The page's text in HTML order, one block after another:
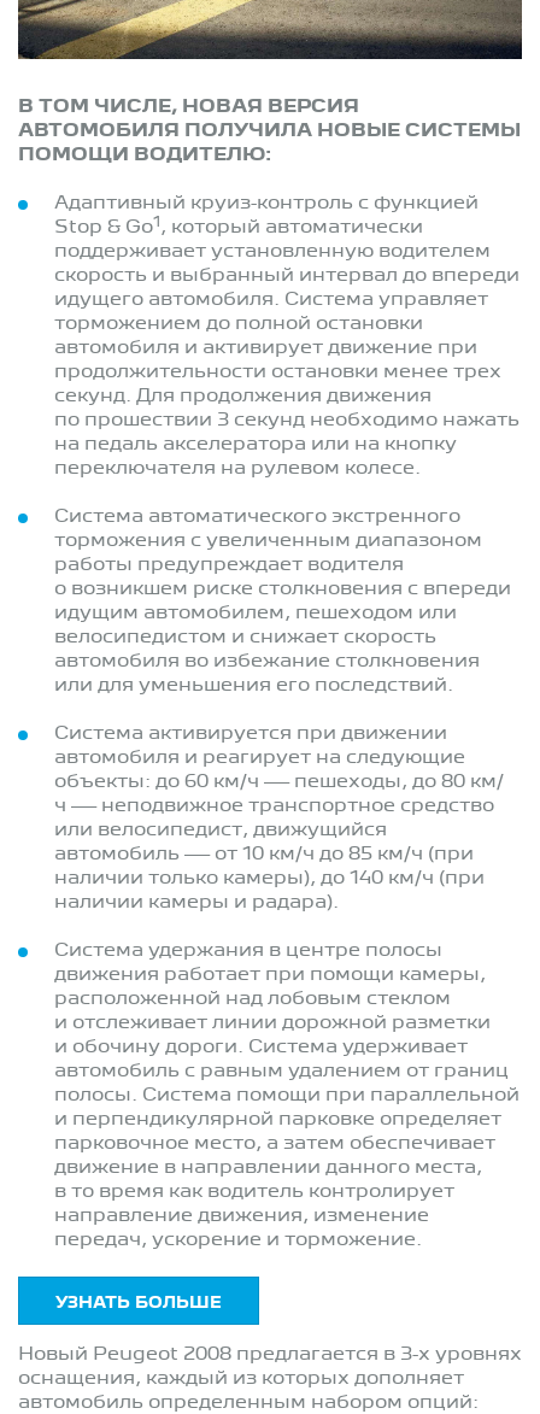
В ТОМ ЧИСЛЕ, НОВАЯ ВЕРСИЯ
АВТОМОБИЛЯ ПОЛУЧИЛА НОВЫЕ СИСТЕМЫ
ПОМОЩИ ВОДИТЕЛЮ:
Адаптивный круиз-контроль с функцией
Stop & Go1 , который автоматически
поддерживает установленную водителем
скорость и выбранный интервал до впереди
идущего автомобиля. Система управляет
торможением до полной остановки
автомобиля и активирует движение при
продолжительности остановки менее трех
секунд. Для продолжения движения
по прошествии 3 секунд необходимо нажать
на педаль акселератора или на кнопку
переключателя на рулевом колесе.
Система автоматического экстренного
торможения с увеличенным диапазоном
работы предупреждает водителя
о возникшем риске столкновения с впереди
идущим автомобилем, пешеходом или
велосипедистом и снижает скорость
автомобиля во избежание столкновения
или для уменьшения его последствий.
Система активируется при движении
автомобиля и реагирует на следующие
объекты: до 60 км/ч — пешеходы, до 80 км/
ч — неподвижное транспортное средство
или велосипедист, движущийся
автомобиль — от 10 км/ч до 85 км/ч (при
наличии только камеры), до 140 км/ч (при
наличии камеры и радара).
Система удержания в центре полосы
движения работает при помощи камеры,
расположенной над лобовым стеклом
и отслеживает линии дорожной разметки
и обочину дороги. Система удерживает
автомобиль с равным удалением от границ
полосы. Система помощи при параллельной
и перпендикулярной парковке определяет
парковочное место, а затем обеспечивает
движение в направлении данного места,
в то время как водитель контролирует
направление движения, изменение
передач, ускорение и торможение.
УЗНАТЬ БОЛЬШЕ
Новый Peugeot 2008 предлагается в 3-х уровнях
оснащения, каждый из которых дополняет
автомобиль определенным набором опций: